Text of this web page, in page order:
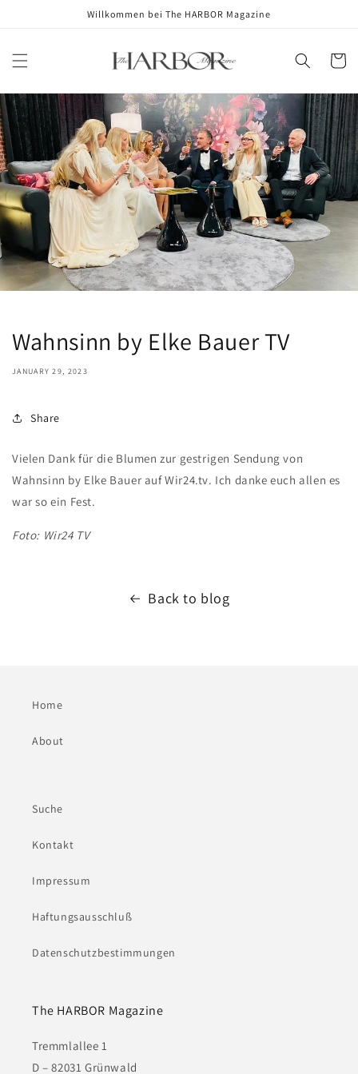
Willkommen bei The HARBOR Magazine
Cart
Wahnsinn by Elke Bauer TV
JANUARY 29, 2023
Share
Vielen Dank für die Blumen zur gestrigen Sendung von
Wahnsinn by Elke Bauer auf Wir24.tv. Ich danke euch allen es
war so ein Fest.
Foto: Wir24 TV
Back to blog
Home
About
Suche
Kontakt
Impressum
Haftungsausschluß
Datenschutzbestimmungen
The HARBOR Magazine
Tremmlallee 1
D – 82031 Grünwald